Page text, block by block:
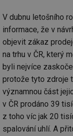
V dubnu letošního
informace, že v
objevit zákaz
na trhu v ČR, který
byli nejvíce
protože tyto zdroje
významnou část
v ČR prodáno 39
z toho víc jak 20
spalování uhlí. A